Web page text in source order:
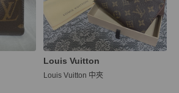
Louis Vuitton
Louis Vuitton 中夾